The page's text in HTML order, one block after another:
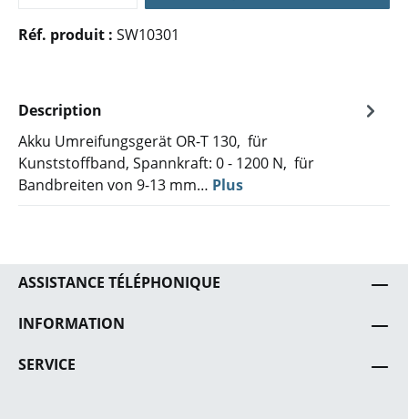
Réf. produit : SW10301
Description
Akku Umreifungsgerät OR-T 130, für
Kunststoffband, Spannkraft: 0 - 1200 N, für
Bandbreiten von 9-13 mm… Plus
ASSISTANCE TÉLÉPHONIQUE
INFORMATION
SERVICE